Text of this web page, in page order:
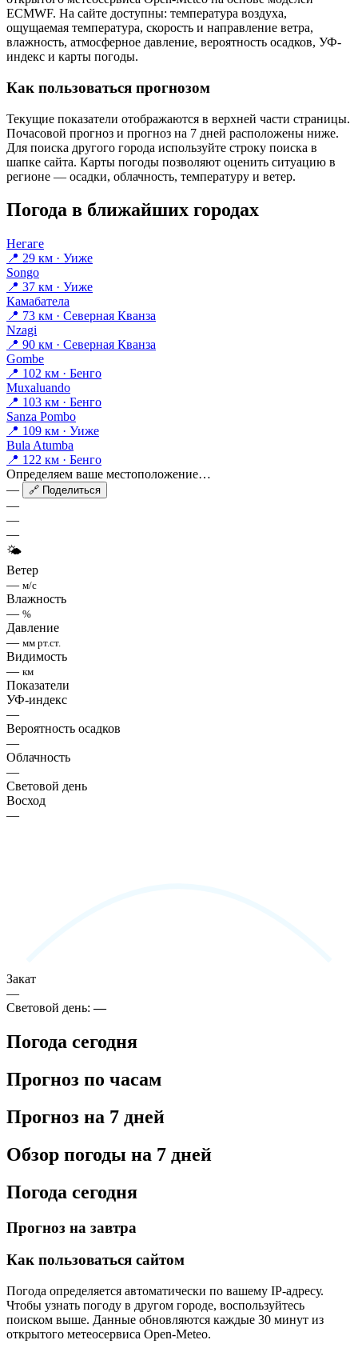
ECMWF. На сайте доступны: температура воздуха,
ощущаемая температура, скорость и направление ветра,
влажность, атмосферное давление, вероятность осадков, УФ-
индекс и карты погоды.
Как пользоваться прогнозом
Текущие показатели отображаются в верхней части страницы.
Почасовой прогноз и прогноз на 7 дней расположены ниже.
Для поиска другого города используйте строку поиска в
шапке сайта. Карты погоды позволяют оценить ситуацию в
регионе — осадки, облачность, температуру и ветер.
Погода в ближайших городах
Негаге
📍 29 км · Уиже
Songo
📍 37 км · Уиже
Камабатела
📍 73 км · Северная Кванза
Nzagi
📍 90 км · Северная Кванза
Gombe
📍 102 км · Бенго
Muxaluando
📍 103 км · Бенго
Sanza Pombo
📍 109 км · Уиже
Bula Atumba
📍 122 км · Бенго
Определяем ваше местоположение…
—
🔗 Поделиться
—
—
—
🌤
Ветер
— м/с
Влажность
— %
Давление
— мм рт.ст.
Видимость
— км
Показатели
УФ-индекс
—
Вероятность осадков
—
Облачность
—
Световой день
Восход
—
Закат
—
Световой день:—
Погода сегодня
Прогноз по часам
Прогноз на 7 дней
Обзор погоды на 7 дней
Погода сегодня
Прогноз на завтра
Как пользоваться сайтом
Погода определяется автоматически по вашему IP-адресу.
Чтобы узнать погоду в другом городе, воспользуйтесь
поиском выше. Данные обновляются каждые 30 минут из
открытого метеосервиса Open-Meteo.